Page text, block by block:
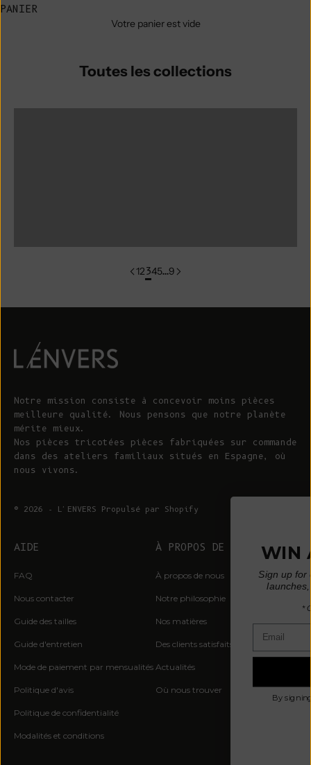
PANIER
Votre panier est vide
Toutes les collections
12345…9
Notre mission consiste à concevoir moins pièces
meilleure qualité. Nous pensons que notre planète
mérite mieux.
Nos pièces tricotées pièces fabriquées sur commande
dans des ateliers familiaux situés en Espagne, où
nous vivons.
© 2026 - L'ENVERS Propulsé par Shopify
AIDE
FAQ
Nous contacter
Guide des tailles
Guide d'entretien
Mode de paiement par mensualités
Politique d'avis
Politique de confidentialité
Modalités et conditions
À PROPOS DE L'ENVERS
À propos de nous
Notre philosophie
Nos matières
Des clients satisfaits
Actualités
Où nous trouver
CADEAU DE 200 EUROS*
Inscrivez-vous pour bénéficier d'un accès
anticipé aux éditions limitées, aux lancements
de précommandes, aux conseils en matière de
slow fashion et aux annonces de pop-up.
* Un gagnant tiré au sort par mois
Courriel :
En vous inscrivant, vous acceptez de recevoir des
courriels de marketing.